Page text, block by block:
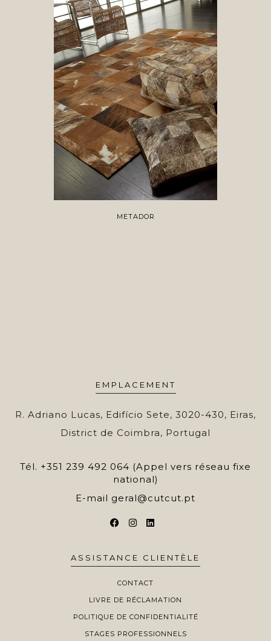
METADOR
EMPLACEMENT
R. Adriano Lucas, Edifício Sete, 3020-430, Eiras,
District de Coimbra, Portugal
Tél. +351 239 492 064 (Appel vers réseau fixe
national)
E-mail geral@cutcut.pt
ASSISTANCE CLIENTÈLE
CONTACT
LIVRE DE RÉCLAMATION
POLITIQUE DE CONFIDENTIALITÉ
STAGES PROFESSIONNELS